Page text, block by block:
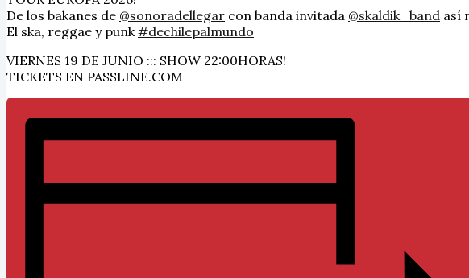
De los bakanes de @sonoradellegar con banda invitada @skaldik_band así
El ska, reggae y punk#dechilepalmundo
VIERNES 19 DE JUNIO ::: SHOW 22:00HORAS!
TICKETS EN PASSLINE.COM